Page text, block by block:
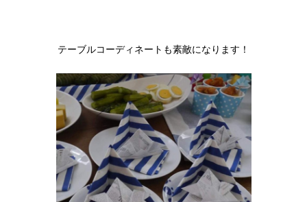
テーブルコーディネートも素敵になります！